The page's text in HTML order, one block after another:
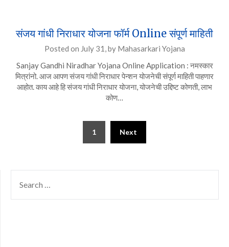
संजय गांधी निराधार योजना फॉर्म Online संपूर्ण माहिती
Posted on July 31,by Mahasarkari Yojana
Sanjay Gandhi Niradhar Yojana Online Application : नमस्कार
मित्रांनो. आज आपण संजय गांधी निराधार पेन्शन योजनेची संपूर्ण माहिती पाहणार
आहोत. काय आहे हि संजय गांधी निराधार योजना, योजनेची उद्दिष्ट कोणती, लाभ
कोण…
1 Next
FOR: